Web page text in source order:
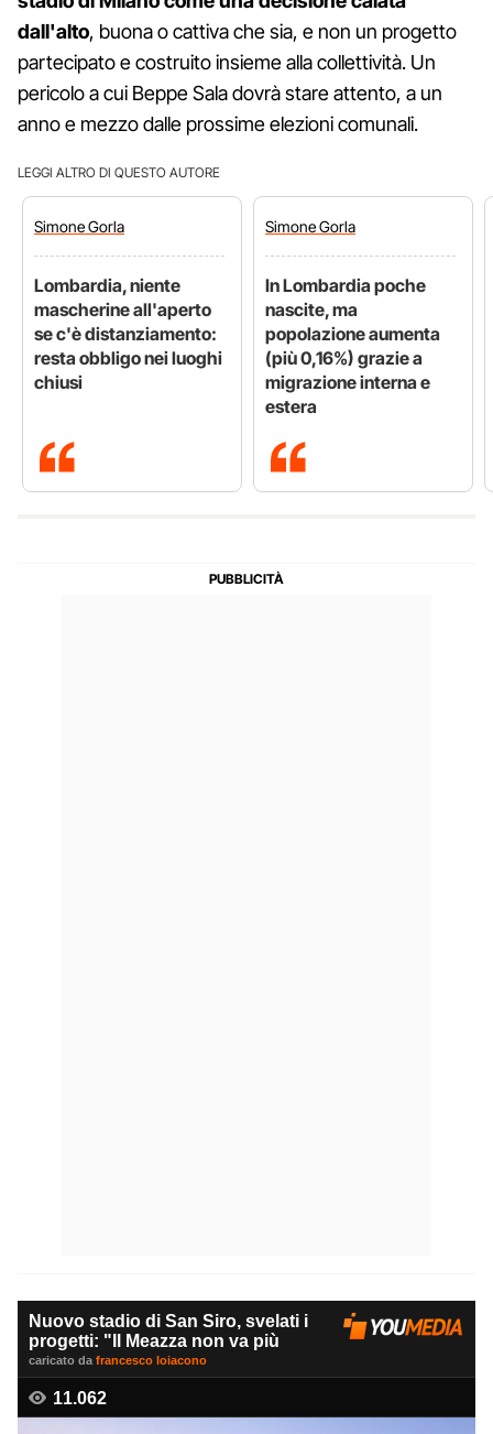
dall'alto, buona o cattiva che sia, e non un progetto
partecipato e costruito insieme alla collettività. Un
pericolo a cui Beppe Sala dovrà stare attento, a un
anno e mezzo dalle prossime elezioni comunali.
LEGGI ALTRO DI QUESTO AUTORE
SimoneGorla
Lombardia, niente
mascherine all'aperto
se c'è distanziamento:
resta obbligo nei luoghi
chiusi
SimoneGorla
In Lombardia poche
nascite, ma
popolazione aumenta
(più 0,16%) grazie a
migrazione interna e
estera